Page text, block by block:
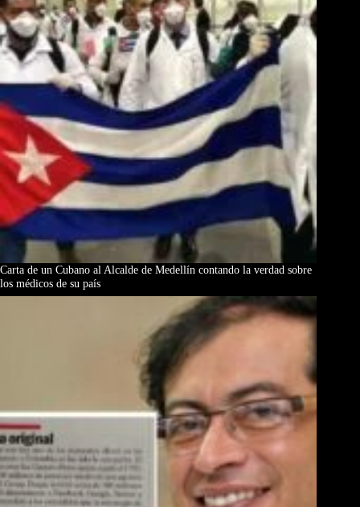
Carta de un Cubano al Alcalde de Medellín contando la verdad sobre
los médicos de su país